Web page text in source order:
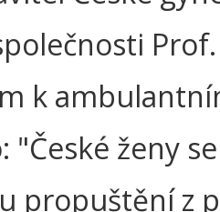
k
"České ženy
propuštění z